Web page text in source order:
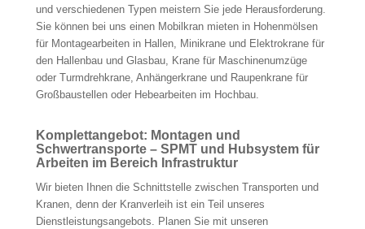
und verschiedenen Typen meistern Sie jede Herausforderung.
Sie können bei uns einen Mobilkran mieten in Hohenmölsen
für Montagearbeiten in Hallen, Minikrane und Elektrokrane für
den Hallenbau und Glasbau, Krane für Maschinenumzüge
oder Turmdrehkrane, Anhängerkrane und Raupenkrane für
Großbaustellen oder Hebearbeiten im Hochbau.
Komplettangebot: Montagen und
Schwertransporte – SPMT und Hubsystem für
Arbeiten im Bereich Infrastruktur
Wir bieten Ihnen die Schnittstelle zwischen Transporten und
Kranen, denn der Kranverleih ist ein Teil unseres
Dienstleistungsangebots. Planen Sie mit unseren